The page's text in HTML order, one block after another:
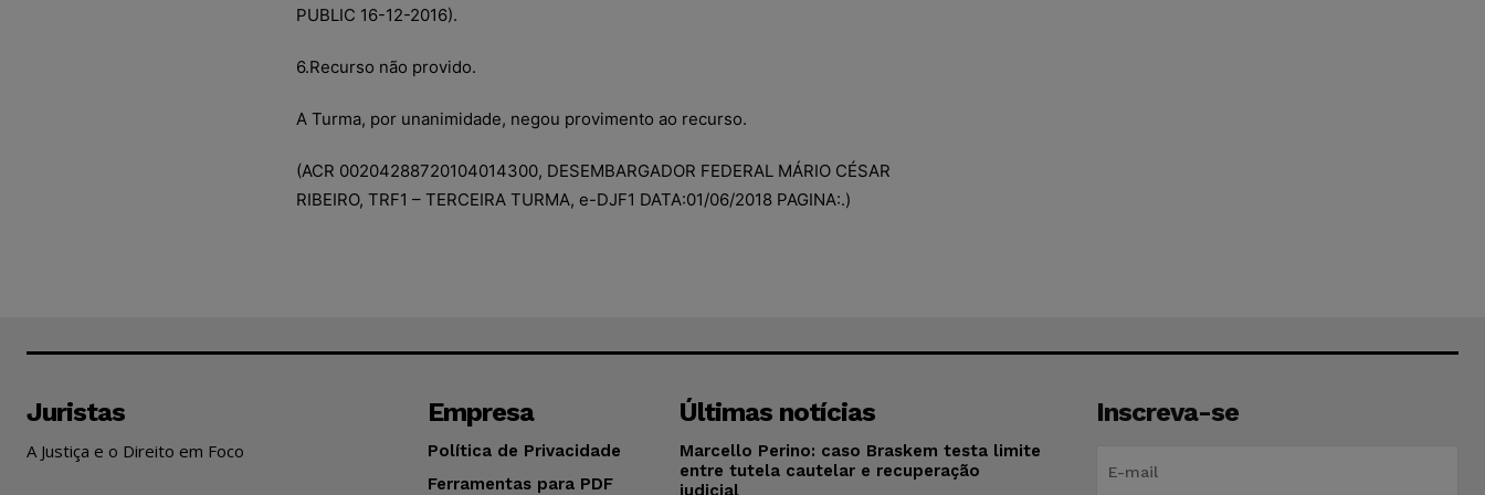
PUBLIC 16-12-2016).
6.Recurso não provido.
A Turma, por unanimidade, negou provimento ao recurso.
(ACR 00204288720104014300, DESEMBARGADOR FEDERAL MÁRIO CÉSAR
RIBEIRO, TRF1 – TERCEIRA TURMA, e-DJF1 DATA:01/06/2018 PAGINA:.)
Juristas
A Justiça e o Direito em Foco
Empresa
Política de Privacidade
Ferramentas para PDF
Últimas notícias
Marcello Perino: caso Braskem testa limite
entre tutela cautelar e recuperação
judicial
Inscreva-se